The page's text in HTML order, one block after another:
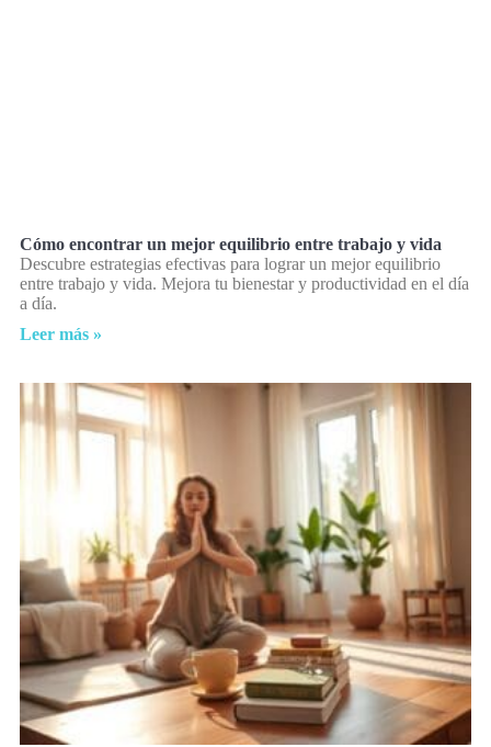
Cómo encontrar un mejor equilibrio entre trabajo y vida
Descubre estrategias efectivas para lograr un mejor equilibrio
entre trabajo y vida. Mejora tu bienestar y productividad en el día
a día.
Leer más »